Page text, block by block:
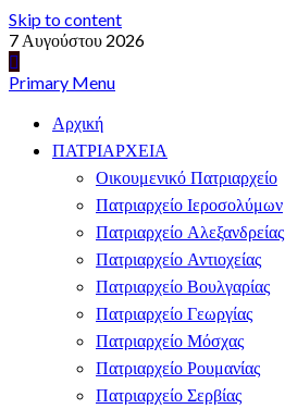
Skip to content
7 Αυγούστου 2026
Primary Menu
Αρχική
ΠΑΤΡΙΑΡΧΕΙΑ
Οικουμενικό Πατριαρχείο
Πατριαρχείο Ιεροσολύμων
Πατριαρχείο Αλεξανδρείας
Πατριαρχείο Αντιοχείας
Πατριαρχείο Βουλγαρίας
Πατριαρχείο Γεωργίας
Πατριαρχείο Μόσχας
Πατριαρχείο Ρουμανίας
Πατριαρχείο Σερβίας